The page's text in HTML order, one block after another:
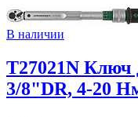
В наличии
T27021N Ключ
3/8"DR, 4-20